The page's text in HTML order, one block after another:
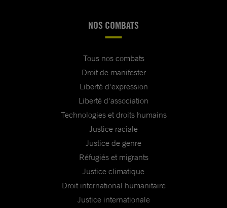
NOS COMBATS
Tous nos combats
Droit de manifester
Liberté d'expression
Liberté d'association
Technologies et droits humains
Justice raciale
Justice de genre
Réfugiés et migrants
Justice climatique
Droit international humanitaire
Justice internationale